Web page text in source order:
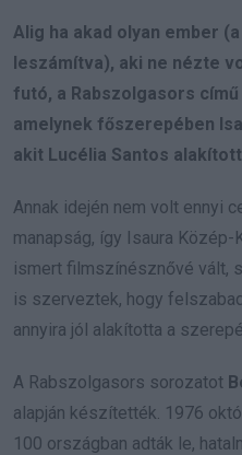
Alig ha akad olyan ember
leszámítva), aki ne nézte
futó, a Rabszolgasors
amelynek főszerepében
akit Lucélia Santos
Annak idején nem volt ennyi
manapság, így Isaura Közép-
ismert filmszínésznővé vált,
is szerveztek, hogy
annyira jól alakította a
A Rabszolgasors sorozatot
alapján készítették. 1976
100 országban adták le,